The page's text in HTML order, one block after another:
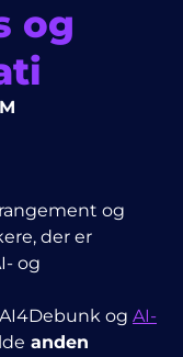
og
og
der er
og
og AI-
anden